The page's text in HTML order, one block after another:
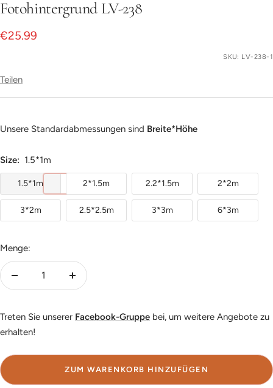
Fotohintergrund LV-238
Angebotspreis
€25.99
SKU: LV-238-1
Teilen
Unsere Standardabmessungen sind Breite*Höhe
Size: 1.5*1m
1.5*1m 2*1.5m 2.2*1.5m 2*2m
3*2m 2.5*2.5m 3*3m 6*3m
Menge:
Menge
Treten Sie unserer Facebook-Gruppe bei, um weitere Angebote zu
erhalten!
ZUM WARENKORB HINZUFÜGEN